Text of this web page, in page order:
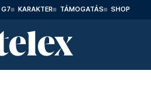
G7 KARAKTER TÁMOGATÁS SHOP